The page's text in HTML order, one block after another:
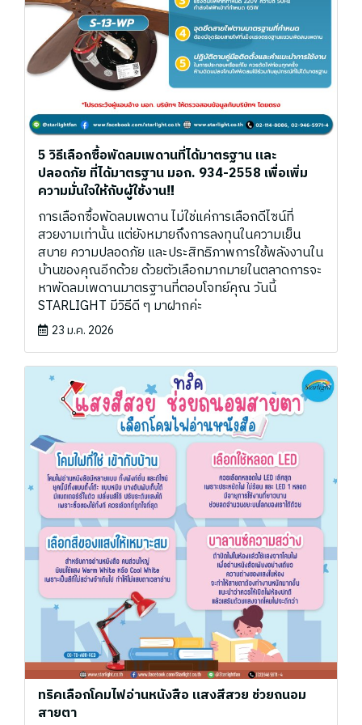
5 วิธีเลือกซื้อพัดลมเพดานที่ได้มาตรฐาน และ
ปลอดภัย ที่ได้มาตรฐาน มอก. 934-2558 เพื่อเพิ่ม
ความมั่นใจให้กับผู้ใช้งาน‼
การเลือกซื้อพัดลมเพดาน ไม่ใช่แค่การเลือกดีไซน์ที่
สวยงามเท่านั้น แต่ยังหมายถึงการลงทุนในความเย็น
สบาย ความปลอดภัย และประสิทธิภาพการใช้พลังงานใน
บ้านของคุณอีกด้วย ด้วยตัวเลือกมากมายในตลาดการจะ
หาพัดลมเพดานมาตรฐานที่ตอบโจทย์คุณ วันนี้
STARLIGHT มีวิธีดี ๆ มาฝากค่ะ
23 ม.ค. 2026
ทริคเลือกโคมไฟอ่านหนังสือ แสงสีสวย ช่วยถนอม
สายตา ️